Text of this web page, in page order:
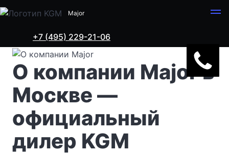
Major
+7 (495) 229-21-06
KGM в Москве О нас
О компании Major в
Москве —
официальный
дилер KGM